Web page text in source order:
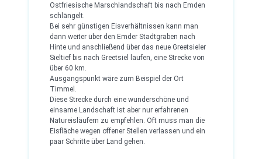
Ostfriesische Marschlandschaft bis nach Emden
schlängelt.
Bei sehr günstigen Eisverhältnissen kann man
dann weiter über den Emder Stadtgraben nach
Hinte und anschließend über das neue Greetsieler
Sieltief bis nach Greetsiel laufen, eine Strecke von
über 60 km.
Ausgangspunkt wäre zum Beispiel der Ort
Timmel.
Diese Strecke durch eine wunderschöne und
einsame Landschaft ist aber nur erfahrenen
Natureisläufern zu empfehlen. Oft muss man die
Eisfläche wegen offener Stellen verlassen und ein
paar Schritte über Land gehen.